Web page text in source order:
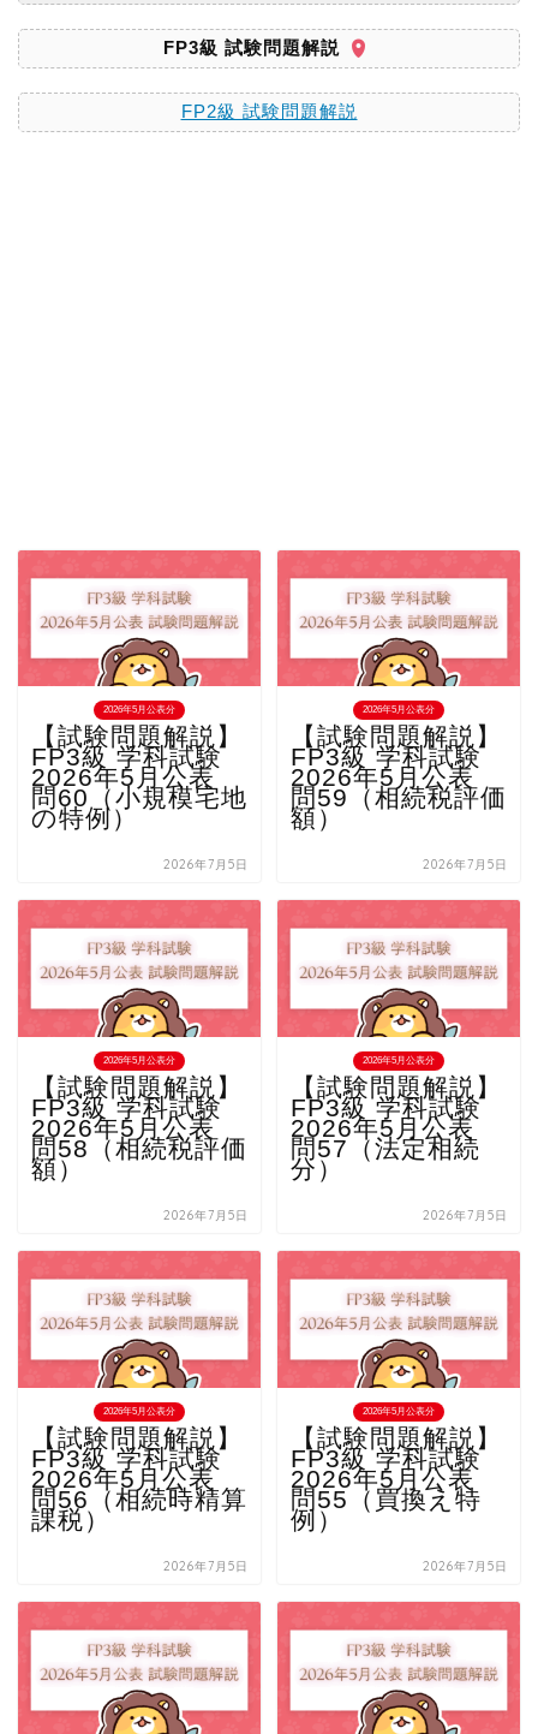
FP3級 試験問題解説
FP2級 試験問題解説
2026年5月公表分
【試験問題解説】
FP3級 学科試験
2026年5月公表
問60（小規模宅地
の特例）
2026年7月5日
2026年5月公表分
【試験問題解説】
FP3級 学科試験
2026年5月公表
問59（相続税評価
額）
2026年7月5日
2026年5月公表分
【試験問題解説】
FP3級 学科試験
2026年5月公表
問58（相続税評価
額）
2026年7月5日
2026年5月公表分
【試験問題解説】
FP3級 学科試験
2026年5月公表
問57（法定相続
分）
2026年7月5日
2026年5月公表分
【試験問題解説】
FP3級 学科試験
2026年5月公表
問56（相続時精算
課税）
2026年7月5日
2026年5月公表分
【試験問題解説】
FP3級 学科試験
2026年5月公表
問55（買換え特
例）
2026年7月5日